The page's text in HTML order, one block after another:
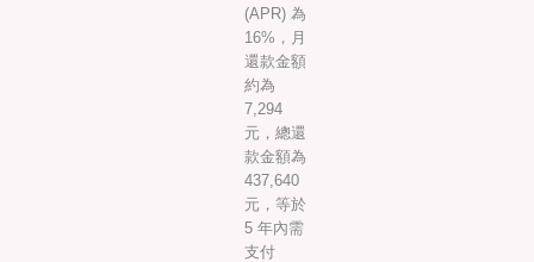
(APR) 為
16%，月
還款金額
約為
7,294
元，總還
款金額為
437,640
元，等於
5 年內需
支付